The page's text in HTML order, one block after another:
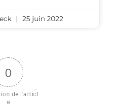
25 juin 2022
0
de l'articl
e